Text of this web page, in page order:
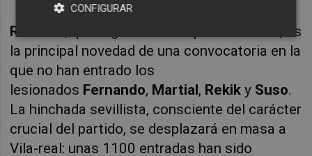
Rafa Mir
, que regresa tras superar sanción, es
la principal novedad de una convocatoria en la
que no han entrado los
lesionados Fernando, Martial, Rekik y Suso.
La hinchada sevillista, consciente del carácter
crucial del partido, se desplazará en masa a
Vila-real: unas 1100 entradas han sido
CONFIGURAR